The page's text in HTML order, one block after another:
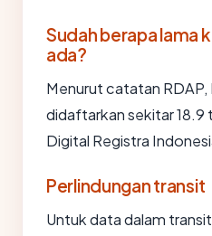
Sudah berapa lama
ada?
Menurut catatan
didaftarkan sekitar 18.9
Digital Registra
Perlindungan transit
Untuk data dalam